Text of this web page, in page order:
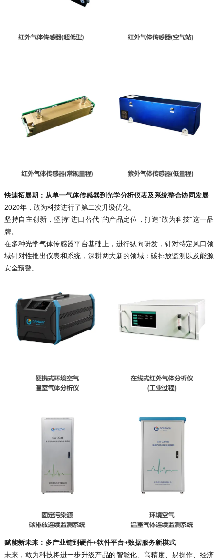
快速拓展期： 从单一气体传感器到光学分析仪表及系统整合协同发展
2020年，敢为科技进行了第二次升级优化。
坚持自主创新，坚持“进口替代”的产品定位，打造“敢为科技”这一品
牌。
在多种光学气体传感器平台基础上，进行纵向研发，针对特定风口领
域针对性推出仪表和系统，深耕两大新的领域：碳排放监测以及能源
安全预警。
赋能新未来： 多产业链到硬件+软件平台+数据服务新模式
未来，敢为科技将进一步升级产品的智能化、高精度、易操作、经济